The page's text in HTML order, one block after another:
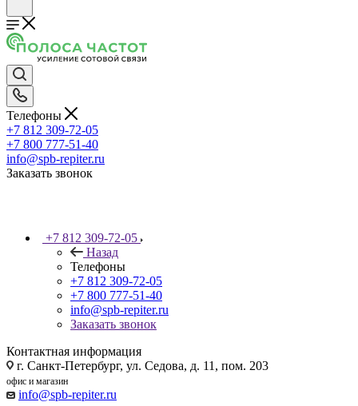
Телефоны
+7 812 309-72-05
+7 800 777-51-40
info@spb-repiter.ru
Заказать звонок
+7 812 309-72-05
Назад
Телефоны
+7 812 309-72-05
+7 800 777-51-40
info@spb-repiter.ru
Заказать звонок
Контактная информация
г. Санкт-Петербург, ул. Седова, д. 11, пом. 203
офис и магазин
info@spb-repiter.ru